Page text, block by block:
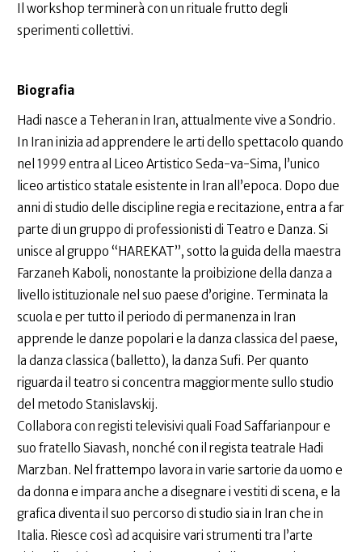
Il workshop terminerà con un rituale frutto degli
sperimenti collettivi.
Biografia
Hadi nasce a Teheran in Iran, attualmente vive a Sondrio.
In Iran inizia ad apprendere le arti dello spettacolo quando
nel 1999 entra al Liceo Artistico Seda-va-Sima, l’unico
liceo artistico statale esistente in Iran all’epoca. Dopo due
anni di studio delle discipline regia e recitazione, entra a far
parte di un gruppo di professionisti di Teatro e Danza. Si
unisce al gruppo “HAREKAT”, sotto la guida della maestra
Farzaneh Kaboli, nonostante la proibizione della danza a
livello istituzionale nel suo paese d’origine. Terminata la
scuola e per tutto il periodo di permanenza in Iran
apprende le danze popolari e la danza classica del paese,
la danza classica (balletto), la danza Sufi. Per quanto
riguarda il teatro si concentra maggiormente sullo studio
del metodo Stanislavskij.
Collabora con registi televisivi quali Foad Saffarianpour e
suo fratello Siavash, nonché con il regista teatrale Hadi
Marzban. Nel frattempo lavora in varie sartorie da uomo e
da donna e impara anche a disegnare i vestiti di scena, e la
grafica diventa il suo percorso di studio sia in Iran che in
Italia. Riesce così ad acquisire vari strumenti tra l’arte